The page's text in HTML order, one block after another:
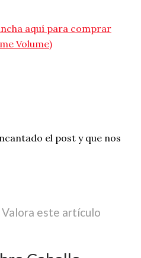
aquí para comprar
Volume)
el post y que nos
Valora este artículo